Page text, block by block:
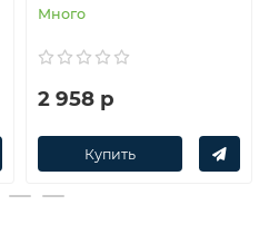
Много
2 958 р
Купить